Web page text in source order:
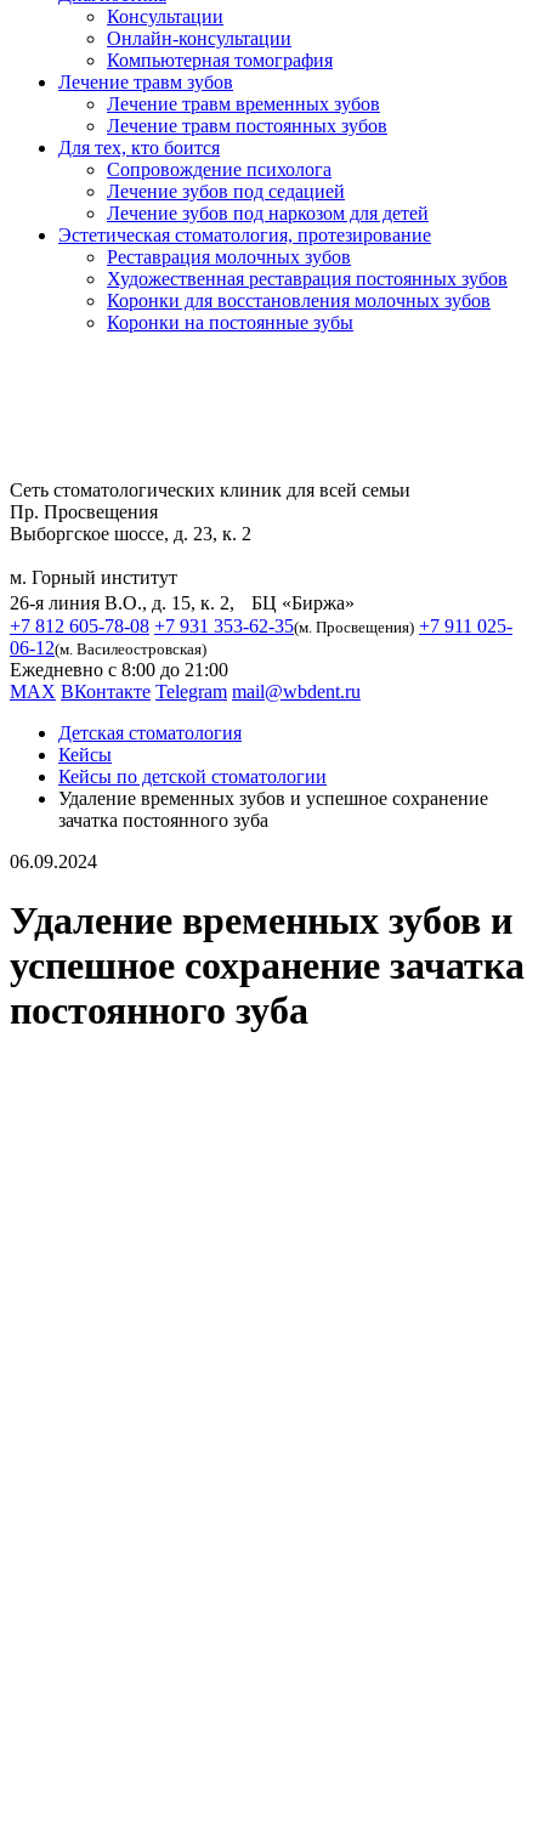
Консультации
Онлайн-консультации
Компьютерная томография
Лечение травм зубов
Лечение травм временных зубов
Лечение травм постоянных зубов
Для тех, кто боится
Сопровождение психолога
Лечение зубов под седацией
Лечение зубов под наркозом для детей
Эстетическая стоматология, протезирование
Реставрация молочных зубов
Художественная реставрация постоянных зубов
Коронки для восстановления молочных зубов
Коронки на постоянные зубы
Сеть стоматологических клиник для всей семьи
Пр. Просвещения
Выборгское шоссе, д. 23, к. 2
м. Горный институт
26-я линия В.О., д. 15, к. 2, БЦ «Биржа»
+7 812 605-78-08 +7 931 353-62-35(м. Просвещения) +7 911 025-
06-12(м. Василеостровская)
Ежедневно с 8:00 до 21:00
MAX ВКонтакте Telegram mail@wbdent.ru
Детская стоматология
Кейсы
Кейсы по детской стоматологии
Удаление временных зубов и успешное сохранение
зачатка постоянного зуба
06.09.2024
Удаление временных зубов и
успешное сохранение зачатка
постоянного зуба